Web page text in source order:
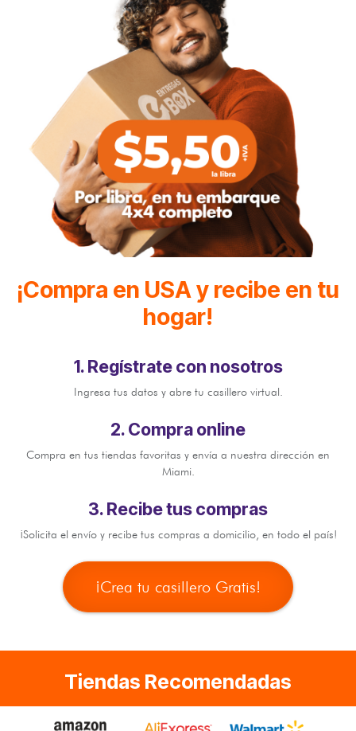
¡Compra en USA y recibe en tu
hogar!
1. Regístrate con nosotros
Ingresa tus datos y abre tu casillero virtual.
2. Compra online
Compra en tus tiendas favoritas y envía a nuestra dirección en
Miami.
3. Recibe tus compras
¡Solicita el envío y recibe tus compras a domicilio, en todo el país!
¡Crea tu casillero Gratis!​​
Tiendas Recomendadas